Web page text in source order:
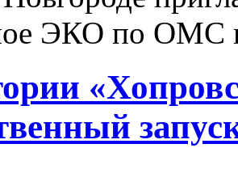
ЭКО по ОМС